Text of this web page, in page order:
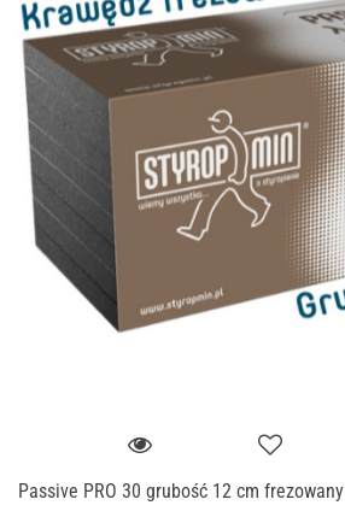
Passive PRO 30 grubość 12 cm frezowany